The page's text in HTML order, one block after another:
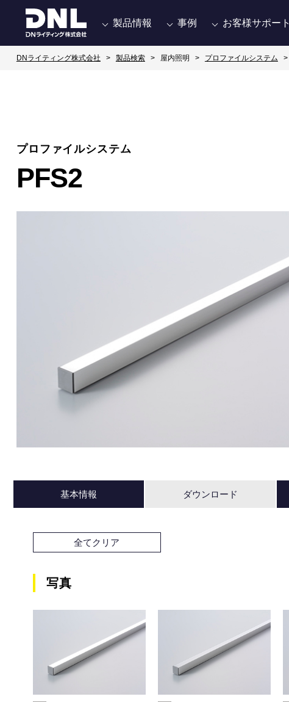
製品情報 事例 お客様サポート
DNライティング株式会社 製品検索 屋内照明 プロファイルシステム
プロファイルシステム
PFS2
基本情報 ダウンロード
全てクリア
写真